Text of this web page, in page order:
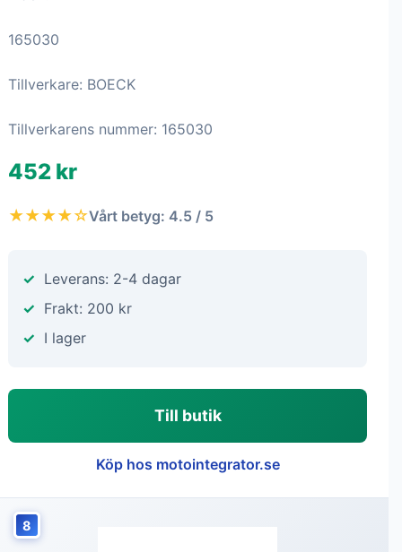
165030
Tillverkare: BOECK
Tillverkarens nummer: 165030
452 kr
★★★★☆Vårt betyg: 4.5 / 5
Leverans: 2-4 dagar
Frakt: 200 kr
I lager
Till butik
Köp hos motointegrator.se
8